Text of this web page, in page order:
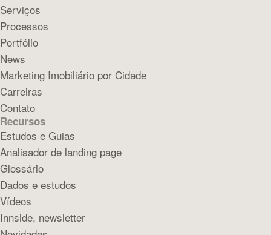
Serviços
Processos
Portfólio
News
Marketing Imobiliário por Cidade
Carreiras
Contato
Recursos
Estudos e Guias
Analisador de landing page
Glossário
Dados e estudos
Vídeos
Innside, newsletter